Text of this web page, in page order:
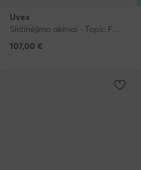
Uvex
Slidinėjimo akiniai · Topic FM Shperic S5505704060 · Tamsiai mėlyna
107,00 €